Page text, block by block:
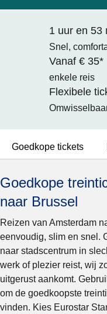
1 uur en 53
Snel,
Vanaf € 35*
enkele reis
Flexibele
Goedkope tickets
Goedkope
naar Brussel
Reizen van Amsterdam
eenvoudig, slim en snel.
naar stadscentrum in
werk of plezier reist, wij
uitgerust aankomt.
om de goedkoopste
vinden. Kies Eurostar